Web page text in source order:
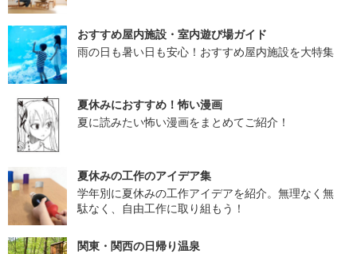
おすすめ屋内施設・室内遊び場ガイド
雨の日も暑い日も安心！おすすめ屋内施設を大特集
夏休みにおすすめ！怖い漫画
夏に読みたい怖い漫画をまとめてご紹介！
夏休みの工作のアイデア集
学年別に夏休みの工作アイデアを紹介。無理なく無
駄なく、自由工作に取り組もう！
関東・関西の日帰り温泉